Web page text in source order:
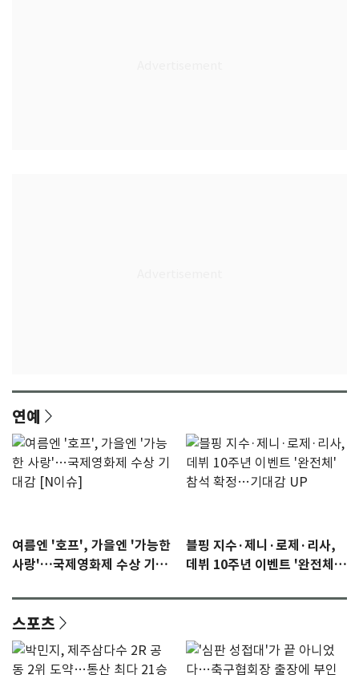
연예
여름엔 '호프', 가을엔 '가능한
사랑'…국제영화제 수상 기대
블핑 지수·제니·로제·리사,
데뷔 10주년 이벤트 '완전체'
스포츠